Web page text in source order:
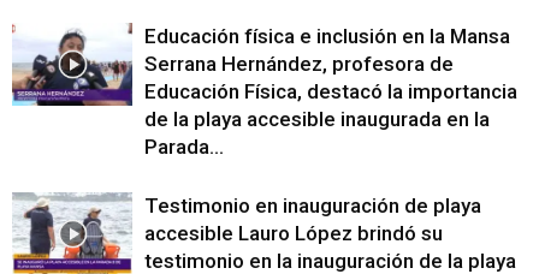
Educación física e inclusión en la Mansa
Serrana Hernández, profesora de
Educación Física, destacó la importancia
de la playa accesible inaugurada en la
Parada...
Testimonio en inauguración de playa
accesible Lauro López brindó su
testimonio en la inauguración de la playa